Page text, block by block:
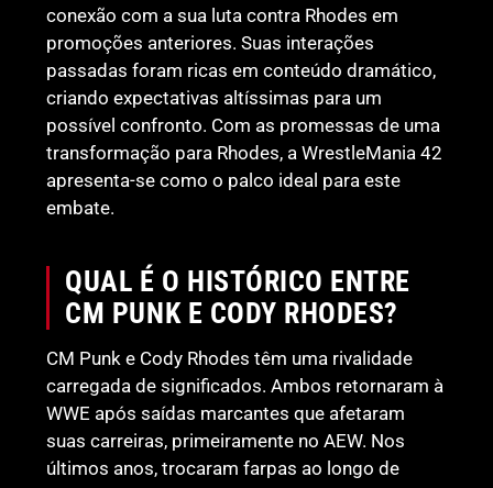
conexão com a sua luta contra Rhodes em
promoções anteriores. Suas interações
passadas foram ricas em conteúdo dramático,
criando expectativas altíssimas para um
possível confronto. Com as promessas de uma
transformação para Rhodes, a WrestleMania 42
apresenta-se como o palco ideal para este
embate.
QUAL É O HISTÓRICO ENTRE
CM PUNK E CODY RHODES?
CM Punk e Cody Rhodes têm uma rivalidade
carregada de significados. Ambos retornaram à
WWE após saídas marcantes que afetaram
suas carreiras, primeiramente no AEW. Nos
últimos anos, trocaram farpas ao longo de